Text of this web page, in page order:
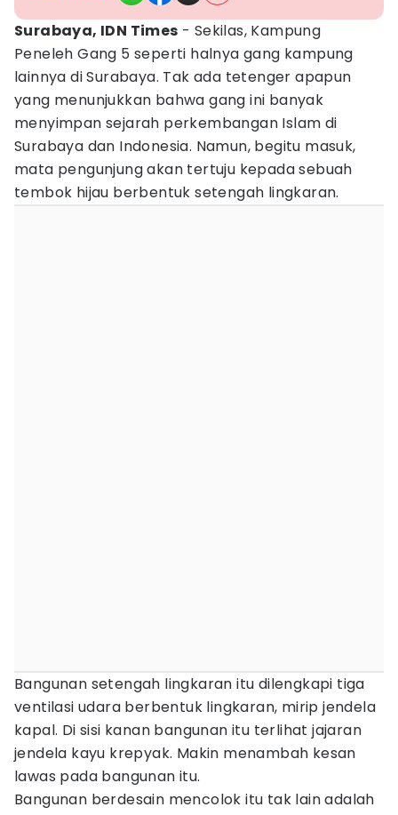
Surabaya, IDN Times - Sekilas, Kampung
Peneleh Gang 5 seperti halnya gang kampung
lainnya di Surabaya. Tak ada tetenger apapun
yang menunjukkan bahwa gang ini banyak
menyimpan sejarah perkembangan Islam di
Surabaya dan Indonesia. Namun, begitu masuk,
mata pengunjung akan tertuju kepada sebuah
tembok hijau berbentuk setengah lingkaran.
Bangunan setengah lingkaran itu dilengkapi tiga
ventilasi udara berbentuk lingkaran, mirip jendela
kapal. Di sisi kanan bangunan itu terlihat jajaran
jendela kayu krepyak. Makin menambah kesan
lawas pada bangunan itu.
Bangunan berdesain mencolok itu tak lain adalah